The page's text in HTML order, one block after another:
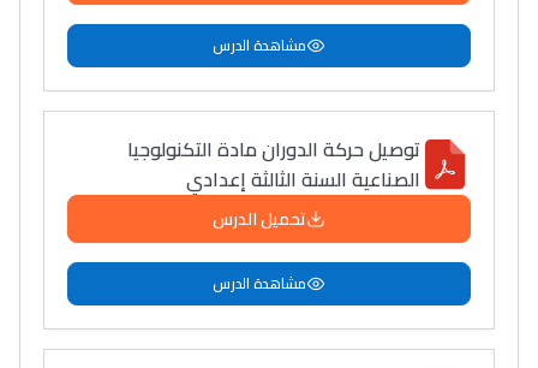
مشاهدة الدرس
توصيل حركة الدوران مادة التكنولوجيا
الصناعية السنة الثالثة إعدادي
تحميل الدرس
مشاهدة الدرس